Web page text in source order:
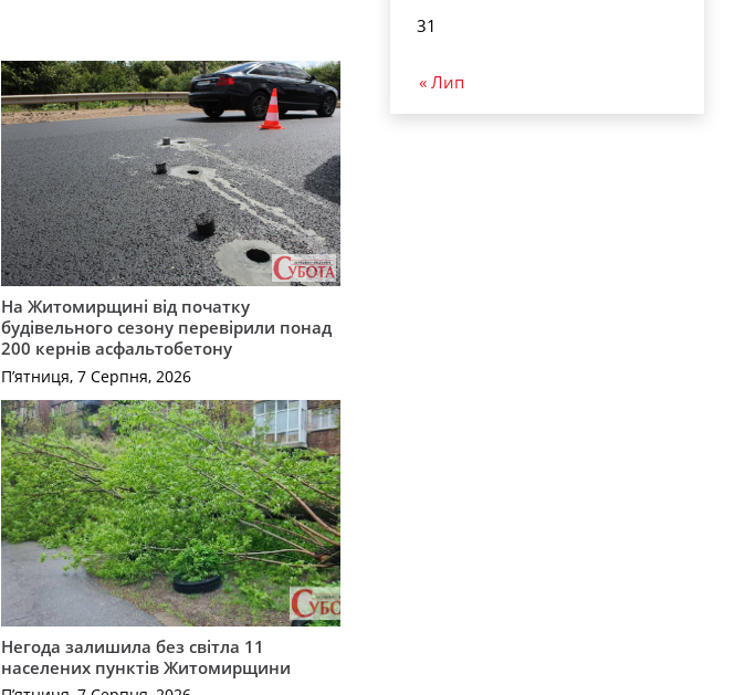
На Житомирщині від початку
будівельного сезону перевірили понад
200 кернів асфальтобетону
П’ятниця, 7 Серпня, 2026
Негода залишила без світла 11
населених пунктів Житомирщини
31
« Лип